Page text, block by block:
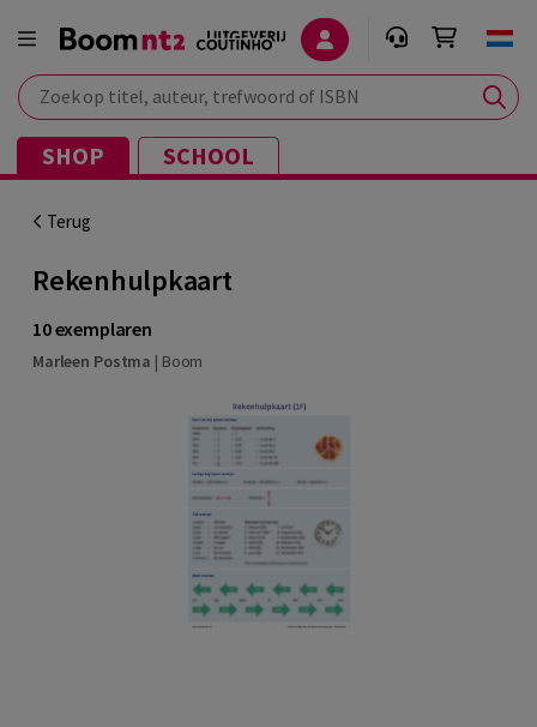
Zoek op titel, auteur, trefwoord of ISBN
SHOP SCHOOL
Terug
Rekenhulpkaart
10 exemplaren
Marleen Postma | Boom